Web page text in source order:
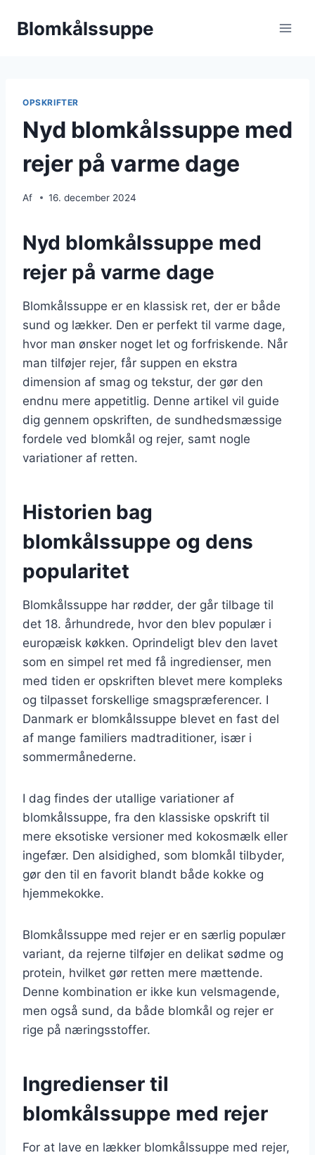
Blomkålssuppe
OPSKRIFTER
Nyd blomkålssuppe med
rejer på varme dage
Af 16. december 2024
Nyd blomkålssuppe med
rejer på varme dage
Blomkålssuppe er en klassisk ret, der er både
sund og lækker. Den er perfekt til varme dage,
hvor man ønsker noget let og forfriskende. Når
man tilføjer rejer, får suppen en ekstra
dimension af smag og tekstur, der gør den
endnu mere appetitlig. Denne artikel vil guide
dig gennem opskriften, de sundhedsmæssige
fordele ved blomkål og rejer, samt nogle
variationer af retten.
Historien bag
blomkålssuppe og dens
popularitet
Blomkålssuppe har rødder, der går tilbage til
det 18. århundrede, hvor den blev populær i
europæisk køkken. Oprindeligt blev den lavet
som en simpel ret med få ingredienser, men
med tiden er opskriften blevet mere kompleks
og tilpasset forskellige smagspræferencer. I
Danmark er blomkålssuppe blevet en fast del
af mange familiers madtraditioner, især i
sommermånederne.
I dag findes der utallige variationer af
blomkålssuppe, fra den klassiske opskrift til
mere eksotiske versioner med kokosmælk eller
ingefær. Den alsidighed, som blomkål tilbyder,
gør den til en favorit blandt både kokke og
hjemmekokke.
Blomkålssuppe med rejer er en særlig populær
variant, da rejerne tilføjer en delikat sødme og
protein, hvilket gør retten mere mættende.
Denne kombination er ikke kun velsmagende,
men også sund, da både blomkål og rejer er
rige på næringsstoffer.
Ingredienser til
blomkålssuppe med rejer
For at lave en lækker blomkålssuppe med rejer,